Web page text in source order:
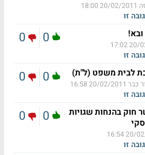
20/02/2011 18:00
זו
20/02/
זו
0
0
לבית משפט (ל"ת)
כבר 20/02/2011 16:58
זו
0
0
חוק בהנחות שגויות
20/02/
זו
0
0